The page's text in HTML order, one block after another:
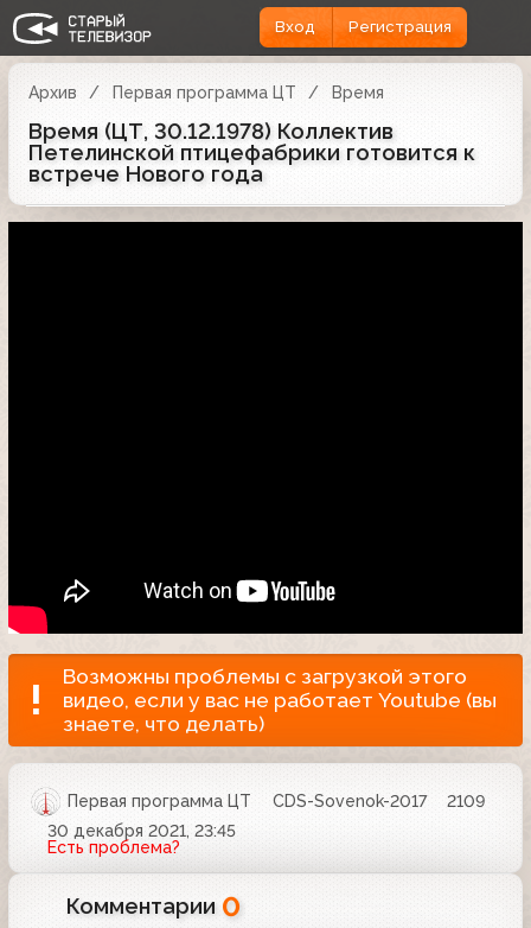
Вход Регистрация
Архив Первая программа ЦТ Время
Время (ЦТ, 30.12.1978) Коллектив
Петелинской птицефабрики готовится к
встрече Нового года
Возможны проблемы с загрузкой этого
видео, если у вас не работает Youtube (вы
знаете, что делать)
Первая программа ЦТ CDS-Sovenok-2017
2109
30 декабря 2021, 23:45
Есть проблема?
Комментарии 0